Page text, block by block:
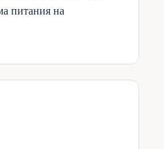
питания на